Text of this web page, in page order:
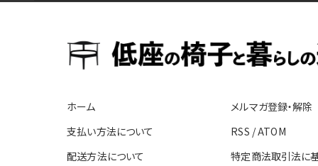
ホーム
支払い方法について
配送方法について
メルマガ登録・解除
RSS /ATOM
特定商法取引法に